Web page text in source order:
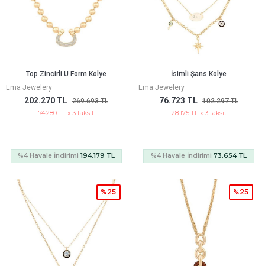
Top Zincirli U Form Kolye
Ema Jewelery
202.270 TL 269.693 TL
74.280 TL x 3 taksit
%4 Havale İndirimi 194.179 TL
İsimli Şans Kolye
Ema Jewelery
76.723 TL 102.297 TL
28.175 TL x 3 taksit
%4 Havale İndirimi 73.654 TL
%25 %25